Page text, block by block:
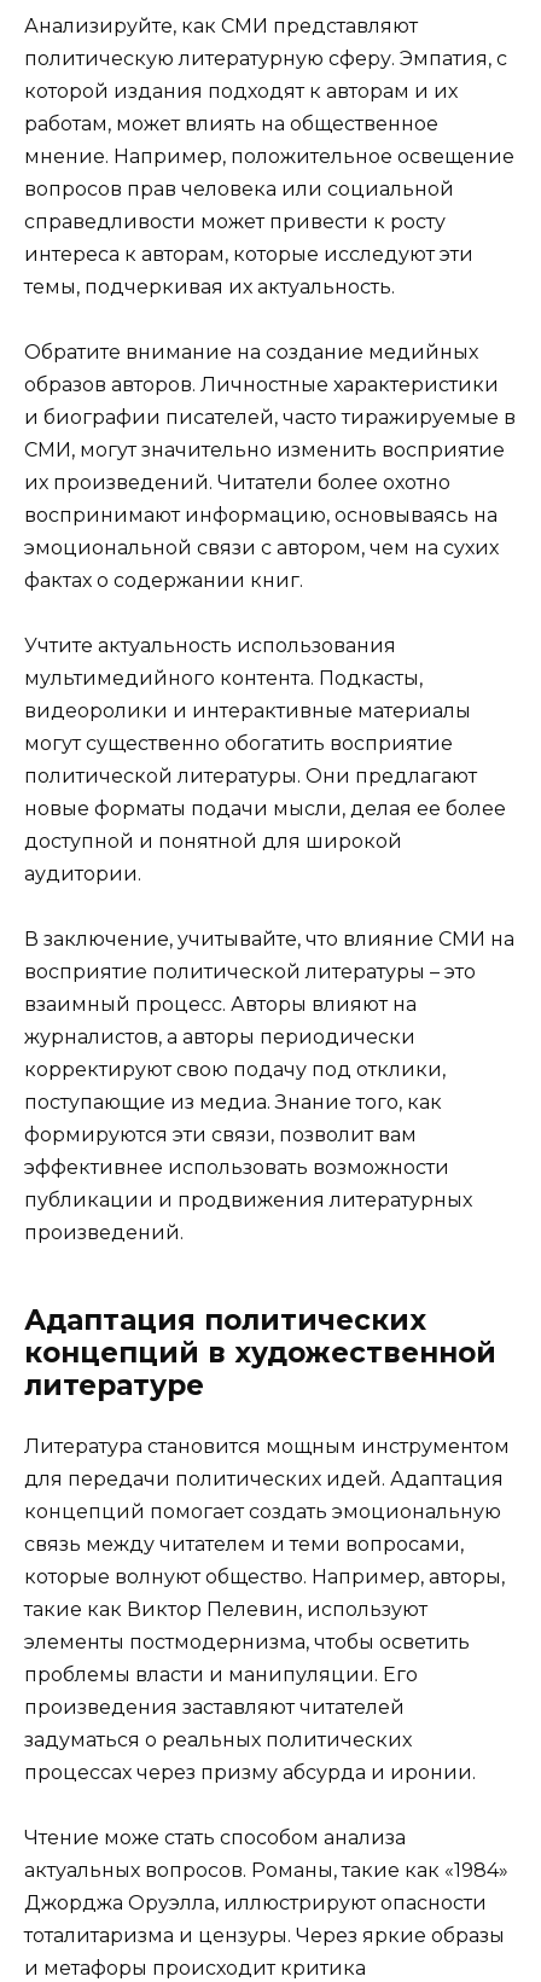
Анализируйте, как СМИ представляют
политическую литературную сферу. Эмпатия, с
которой издания подходят к авторам и их
работам, может влиять на общественное
мнение. Например, положительное освещение
вопросов прав человека или социальной
справедливости может привести к росту
интереса к авторам, которые исследуют эти
темы, подчеркивая их актуальность.
Обратите внимание на создание медийных
образов авторов. Личностные характеристики
и биографии писателей, часто тиражируемые в
СМИ, могут значительно изменить восприятие
их произведений. Читатели более охотно
воспринимают информацию, основываясь на
эмоциональной связи с автором, чем на сухих
фактах о содержании книг.
Учтите актуальность использования
мультимедийного контента. Подкасты,
видеоролики и интерактивные материалы
могут существенно обогатить восприятие
политической литературы. Они предлагают
новые форматы подачи мысли, делая ее более
доступной и понятной для широкой
аудитории.
В заключение, учитывайте, что влияние СМИ на
восприятие политической литературы – это
взаимный процесс. Авторы влияют на
журналистов, а авторы периодически
корректируют свою подачу под отклики,
поступающие из медиа. Знание того, как
формируются эти связи, позволит вам
эффективнее использовать возможности
публикации и продвижения литературных
произведений.
Адаптация политических
концепций в художественной
литературе
Литература становится мощным инструментом
для передачи политических идей. Адаптация
концепций помогает создать эмоциональную
связь между читателем и теми вопросами,
которые волнуют общество. Например, авторы,
такие как Виктор Пелевин, используют
элементы постмодернизма, чтобы осветить
проблемы власти и манипуляции. Его
произведения заставляют читателей
задуматься о реальных политических
процессах через призму абсурда и иронии.
Чтение може стать способом анализа
актуальных вопросов. Романы, такие как «1984»
Джорджа Оруэлла, иллюстрируют опасности
тоталитаризма и цензуры. Через яркие образы
и метафоры происходит критика